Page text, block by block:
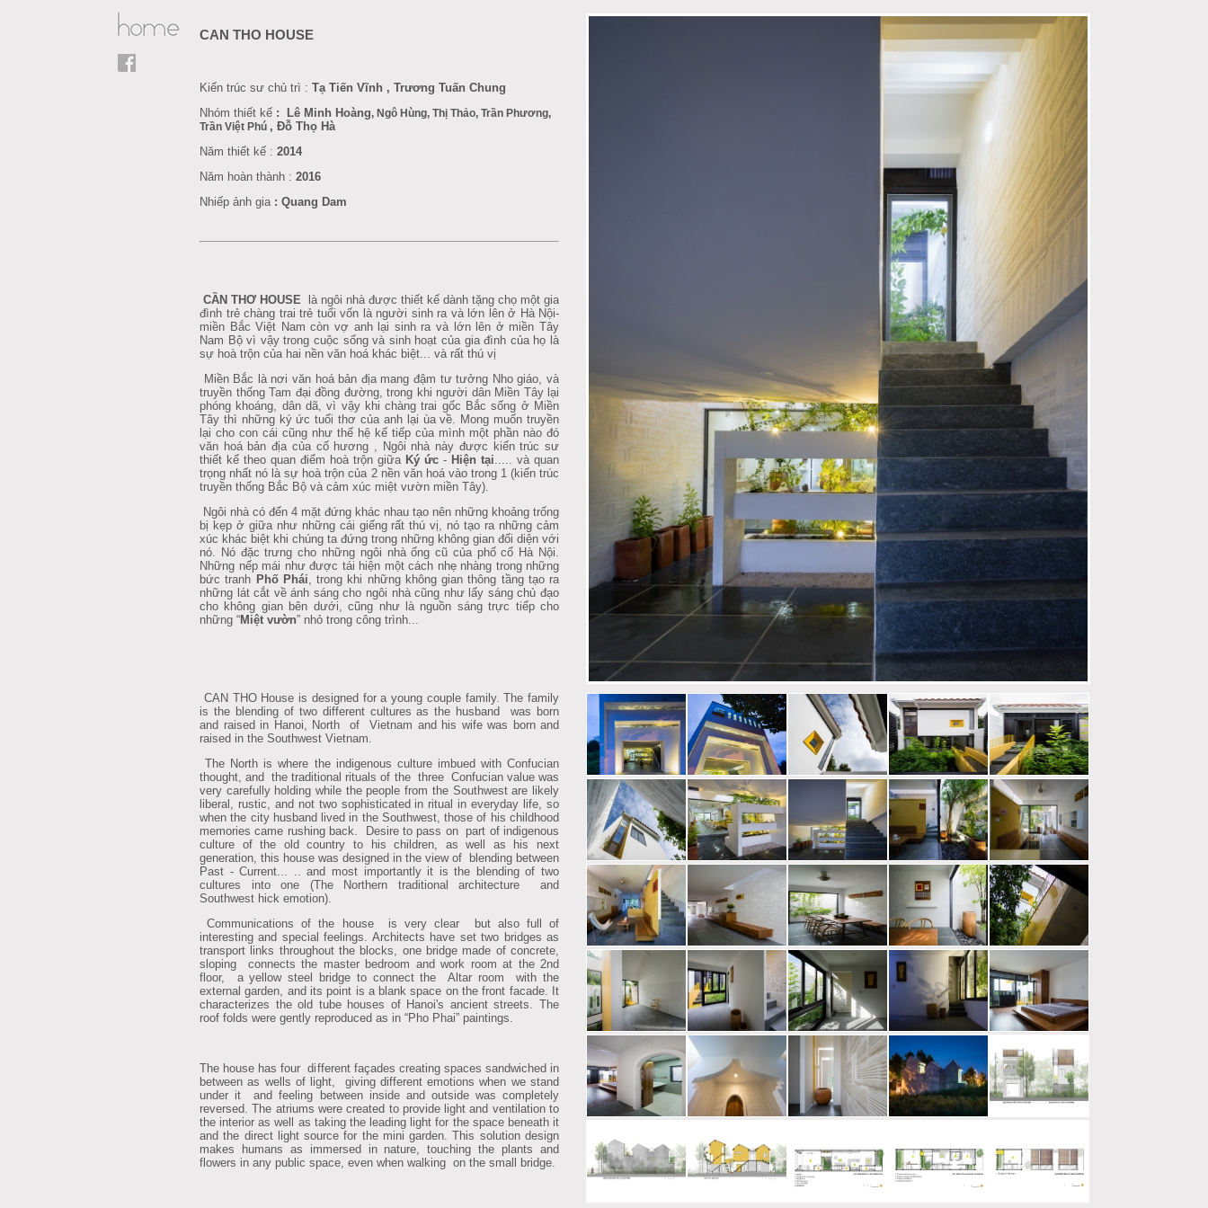
CAN THO HOUSE
Kiến trúc sư chủ trì : Tạ Tiến Vĩnh , Trương Tuấn Chung
Nhóm thiết kế : Lê Minh Hoàng, Ngô Hùng, Thị Thảo, Trần Phương,
Trần Việt Phú , Đỗ Thọ Hà
Năm thiết kế : 2014
Năm hoàn thành : 2016
Nhiếp ảnh gia: Quang Dam
CẦN THƠ HOUSE là ngôi nhà được thiết kế dành tặng chọ một gia
đình trẻ chàng trai trẻ tuổi vốn là người sinh ra và lớn lên ở Hà Nội-
miền Bắc Việt Nam còn vợ anh lại sinh ra và lớn lên ở miền Tây
Nam Bộ vì vậy trong cuộc sống và sinh hoạt của gia đình của họ là
sự hoà trộn của hai nền văn hoá khác biệt... và rất thú vị
Miền Bắc là nơi văn hoá bản địa mang đậm tư tưởng Nho giáo, và
truyền thống Tam đại đồng đường, trong khi người dân Miền Tây lại
phóng khoáng, dân dã, vì vậy khi chàng trai gốc Bắc sống ở Miền
Tây thì những ký ức tuổi thơ của anh lại ùa về. Mong muốn truyền
lại cho con cái cũng như thế hệ kế tiếp của mình một phần nào đó
văn hoá bản địa của cố hương , Ngôi nhà này được kiến trúc sư
thiết kế theo quan điểm hoà trộn giữa Ký ức - Hiện tại ..... và quan
trọng nhất nó là sự hoà trộn của 2 nền văn hoá vào trong 1 (kiến trúc
truyền thống Bắc Bộ và cảm xúc miệt vườn miền Tây).
Ngôi nhà có đến 4 mặt đứng khác nhau tạo nên những khoảng trống
bị kẹp ở giữa như những cái giếng rất thú vị, nó tạo ra những cảm
xúc khác biệt khi chúng ta đứng trong những không gian đối diện với
nó. Nó đặc trưng cho những ngôi nhà ống cũ của phố cổ Hà Nội.
Những nếp mái như được tái hiện một cách nhẹ nhàng trong những
bức tranh Phố Phái , trong khi những không gian thông tầng tạo ra
những lát cắt về ánh sáng cho ngôi nhà cũng như lấy sáng chủ đạo
cho không gian bên dưới, cũng như là nguồn sáng trực tiếp cho
những “Miệt vườn” nhỏ trong công trình...
CAN THO House is designed for a young couple family. The family
is the blending of two different cultures as the husband was born
and raised in Hanoi, North of Vietnam and his wife was born and
raised in the Southwest Vietnam.
The North is where the indigenous culture imbued with Confucian
thought, and the traditional rituals of the three Confucian value was
very carefully holding while the people from the Southwest are likely
liberal, rustic, and not two sophisticated in ritual in everyday life, so
when the city husband lived in the Southwest, those of his childhood
memories came rushing back. Desire to pass on part of indigenous
culture of the old country to his children, as well as his next
generation, this house was designed in the view of blending between
Past - Current... .. and most importantly it is the blending of two
cultures into one (The Northern traditional architecture and
Southwest hick emotion).
Communications of the house is very clear but also full of
interesting and special feelings. Architects have set two bridges as
transport links throughout the blocks, one bridge made of concrete,
sloping connects the master bedroom and work room at the 2nd
floor, a yellow steel bridge to connect the Altar room with the
external garden, and its point is a blank space on the front facade. It
characterizes the old tube houses of Hanoi's ancient streets. The
roof folds were gently reproduced as in “Pho Phai” paintings.
The house has four different façades creating spaces sandwiched in
between as wells of light, giving different emotions when we stand
under it and feeling between inside and outside was completely
reversed. The atriums were created to provide light and ventilation to
the interior as well as taking the leading light for the space beneath it
and the direct light source for the mini garden. This solution design
makes humans as immersed in nature, touching the plants and
flowers in any public space, even when walking on the small bridge.